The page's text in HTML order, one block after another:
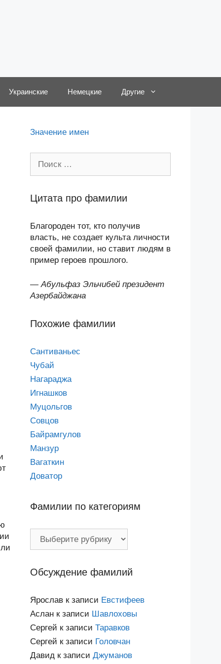
Украинские Немецкие Другие
Значение имен
Цитата про фамилии
Благороден тот, кто получив
власть, не создает культа личности
своей фамилии, но ставит людям в
пример героев прошлого.
— Абульфаз Эльчибей президент
Азербайджана
Похожие фамилии
Сантиваньес
Чубай
Нагараджа
Игнашков
Муцольгов
Совцов
Байрамгулов
Манзур
Вагаткин
Доватор
Фамилии по категориям
Обсуждение фамилий
Ярослав к записи Евстифеев
Аслан к записи Шавлоховы
Сергей к записи Таравков
Сергей к записи Головчан
Давид к записи Джуманов